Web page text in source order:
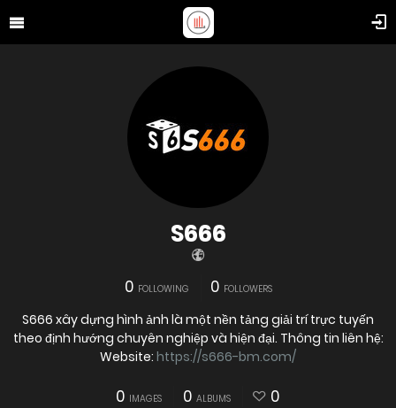
S666
0 FOLLOWING 0 FOLLOWERS
S666 xây dựng hình ảnh là một nền tảng giải trí trực tuyến
theo định hướng chuyên nghiệp và hiện đại. Thông tin liên hệ:
Website: https://s666-bm.com/
0 IMAGES 0 ALBUMS 0